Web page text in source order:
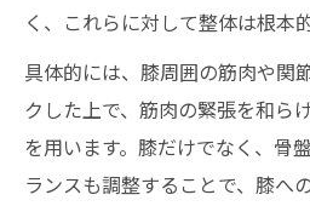
く、これらに対して整体は根本
具体的には、膝周囲の筋肉や関
クした上で、筋肉の緊張を和ら
を用います。膝だけでなく、骨
ランスも調整することで、膝へ